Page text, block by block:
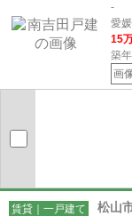
-
愛
15
築
画
賃貸｜一戸建て 松山